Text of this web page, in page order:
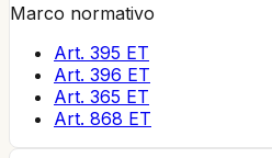
Marco normativo
Art. 395 ET
Art. 396 ET
Art. 365 ET
Art. 868 ET